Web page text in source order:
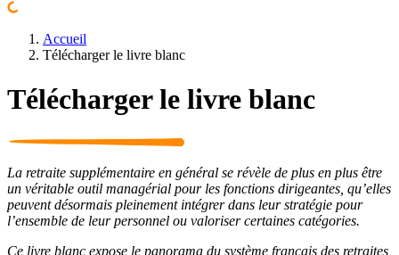
Accueil
Télécharger le livre blanc
Télécharger le livre blanc
La retraite supplémentaire en général se révèle de plus en plus être
un véritable outil managérial pour les fonctions dirigeantes, qu’elles
peuvent désormais pleinement intégrer dans leur stratégie pour
l’ensemble de leur personnel ou valoriser certaines catégories.
Ce livre blanc expose le panorama du système français des retraites